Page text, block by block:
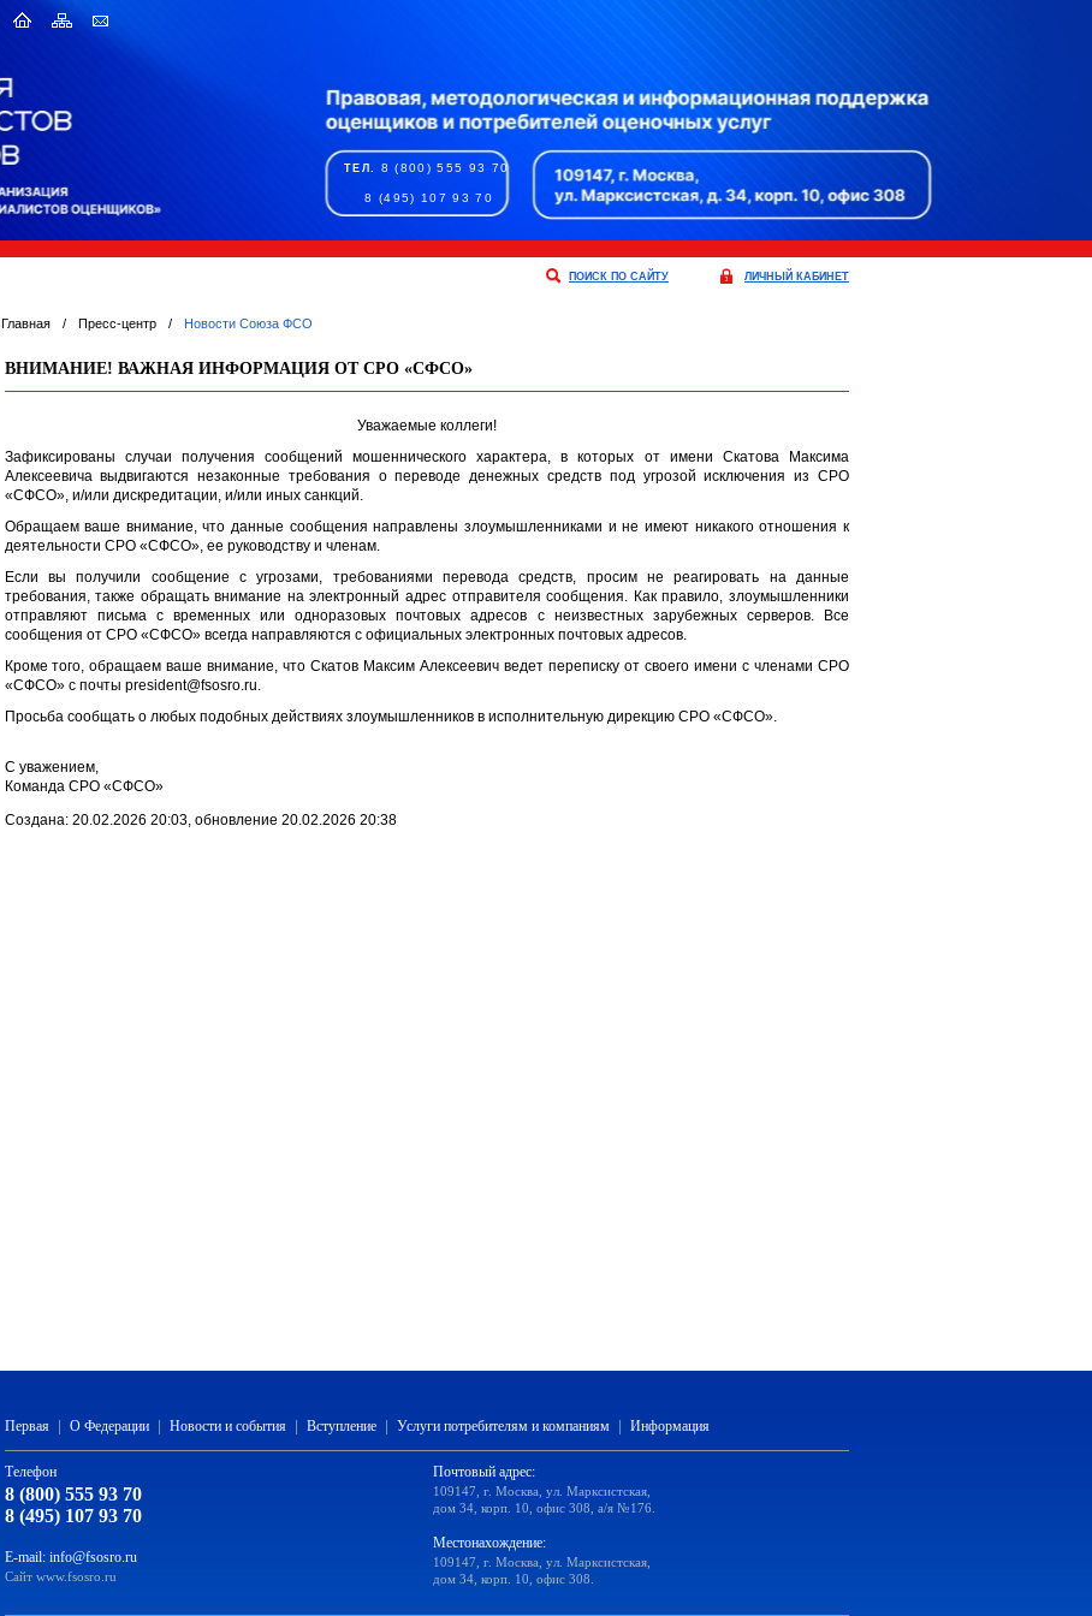
ТЕЛ. 8 (800) 555 93 70
8 (495) 107 93 70
ПОИСК ПО САЙТУ ЛИЧНЫЙ КАБИНЕТ
Главная / Пресс-центр / Новости Союза ФСО
ВНИМАНИЕ! ВАЖНАЯ ИНФОРМАЦИЯ ОТ СРО «СФСО»
Уважаемые коллеги!
Зафиксированы случаи получения сообщений мошеннического характера, в которых от имени Скатова Максима
Алексеевича выдвигаются незаконные требования о переводе денежных средств под угрозой исключения из СРО
«СФСО», и/или дискредитации, и/или иных санкций.
Обращаем ваше внимание, что данные сообщения направлены злоумышленниками и не имеют никакого отношения к
деятельности СРО «СФСО», ее руководству и членам.
Если вы получили сообщение с угрозами, требованиями перевода средств, просим не реагировать на данные
требования, также обращать внимание на электронный адрес отправителя сообщения. Как правило, злоумышленники
отправляют письма с временных или одноразовых почтовых адресов с неизвестных зарубежных серверов. Все
сообщения от СРО «СФСО» всегда направляются с официальных электронных почтовых адресов.
Кроме того, обращаем ваше внимание, что Скатов Максим Алексеевич ведет переписку от своего имени с членами СРО
«СФСО» с почты president@fsosro.ru.
Просьба сообщать о любых подобных действиях злоумышленников в исполнительную дирекцию СРО «СФСО».
С уважением,
Команда СРО «СФСО»
Создана: 20.02.2026 20:03, обновление 20.02.2026 20:38
Первая О Федерации Новости и события Вступление Услуги потребителям и компаниям Информация
Телефон
8 (800) 555 93 70
8 (495) 107 93 70
E-mail: info@fsosro.ru
Сайт www.fsosro.ru
Почтовый адрес:
109147, г. Москва, ул. Марксистская,
дом 34, корп. 10, офис 308, а/я №176.
Местонахождение:
109147, г. Москва, ул. Марксистская,
дом 34, корп. 10, офис 308.